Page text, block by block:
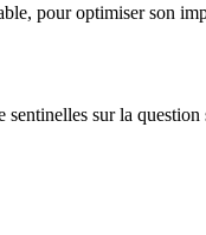
pour optimiser son
sur la